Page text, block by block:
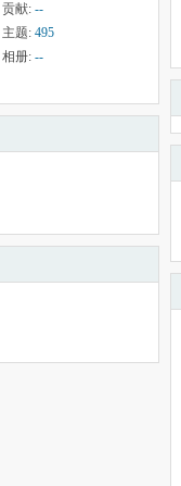
贡献: --
主题: 495
相册: --